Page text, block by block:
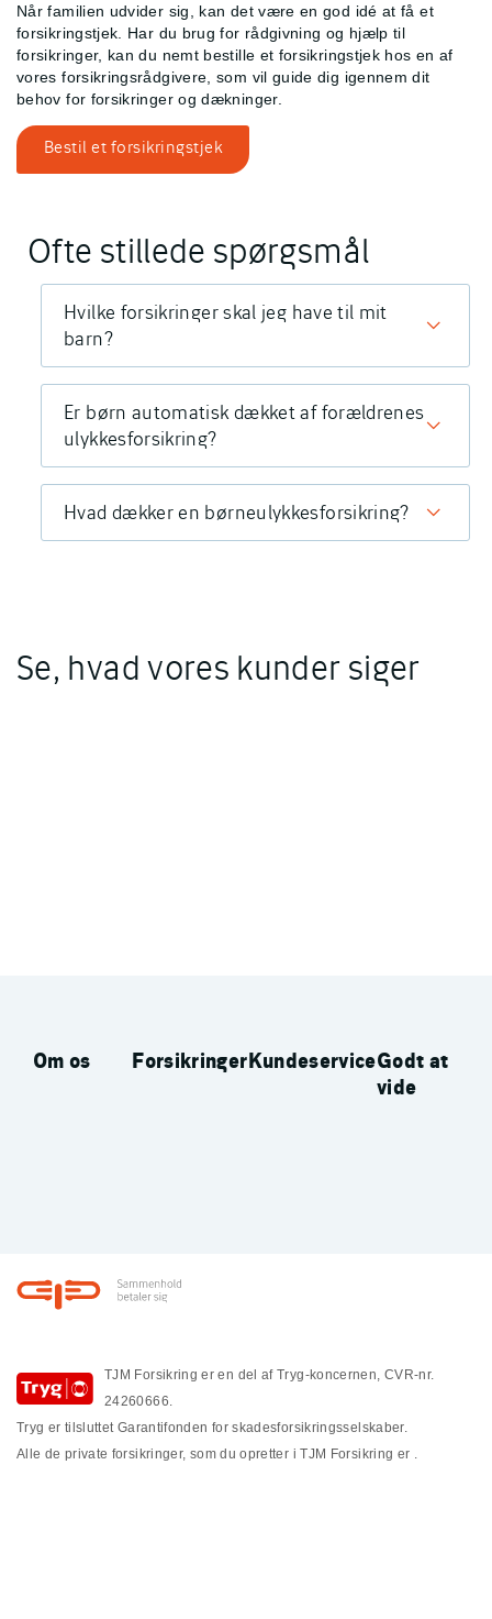
Når familien udvider sig, kan det være en god idé at få et
forsikringstjek. Har du brug for rådgivning og hjælp til
forsikringer, kan du nemt bestille et forsikringstjek hos en af
vores forsikringsrådgivere, som vil guide dig igennem dit
behov for forsikringer og dækninger.
Bestil et forsikringstjek
Ofte stillede spørgsmål
Hvilke forsikringer skal jeg have til mit
barn?
Er børn automatisk dækket af forældrenes
ulykkesforsikring?
Hvad dækker en børneulykkesforsikring?
Se, hvad vores kunder siger
Om os ForsikringerKundeserviceGodt at
vide
TJM Forsikring er en del af Tryg-koncernen, CVR-nr.
24260666.
Tryg er tilsluttet Garantifonden for skadesforsikringsselskaber.
Alle de private forsikringer, som du opretter i TJM Forsikring er .